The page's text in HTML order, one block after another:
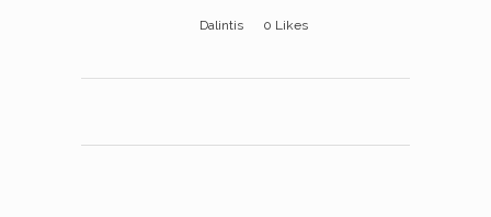
Dalintis 0 Likes